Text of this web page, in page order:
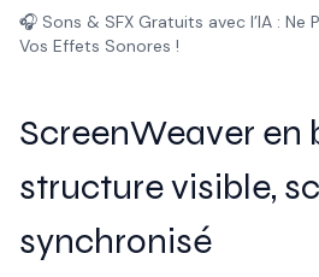
🎧 Sons & SFX Gratuits avec l’IA : Ne
Vos Effets Sonores !
ScreenWeaver en
structure visible,
synchronisé